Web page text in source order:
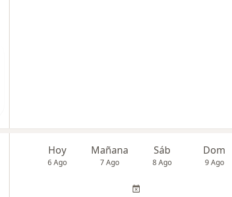
Hoy
6 Ago
Mañana
7 Ago
Sáb
8 Ago
Dom
9 Ago